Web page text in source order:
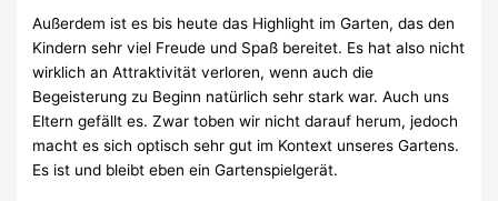
Außerdem ist es bis heute das Highlight im Garten, das den
Kindern sehr viel Freude und Spaß bereitet. Es hat also nicht
wirklich an Attraktivität verloren, wenn auch die
Begeisterung zu Beginn natürlich sehr stark war. Auch uns
Eltern gefällt es. Zwar toben wir nicht darauf herum, jedoch
macht es sich optisch sehr gut im Kontext unseres Gartens.
Es ist und bleibt eben ein Gartenspielgerät.